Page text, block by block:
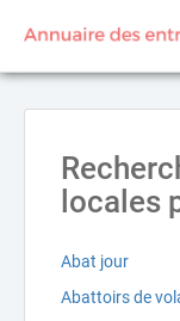
locales
Abat jour
Abattoirs de